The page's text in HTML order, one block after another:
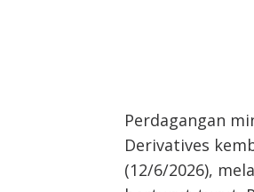
Perdagangan
Derivatives
(12/6/2026),